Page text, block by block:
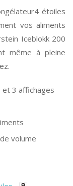
étoiles
vos aliments
Iceblokk 200
même à pleine
3 affichages
volume